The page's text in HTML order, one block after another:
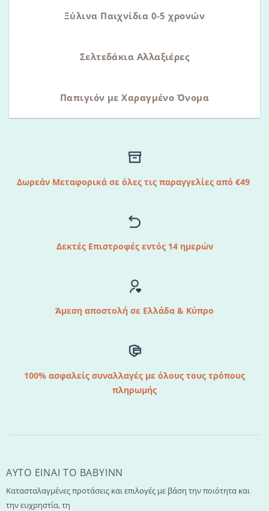
Ξύλινα Παιχνίδια 0-5 χρονών
Σελτεδάκια Αλλαξιέρες
Παπιγιόν με Χαραγμένο Όνομα
Δωρεάν Μεταφορικά σε όλες τις παραγγελίες από €49
Δεκτές Επιστροφές εντός 14 ημερών
Άμεση αποστολή σε Ελλάδα & Κύπρο
100% ασφαλείς συναλλαγές με όλους τους τρόπους
πληρωμής
AYTO EINAI TO ΒΑΒΥΙΝΝ
Κατασταλαγμένες προτάσεις και επιλογές με βάση την ποιότητα και
την ευχρηστία, τη